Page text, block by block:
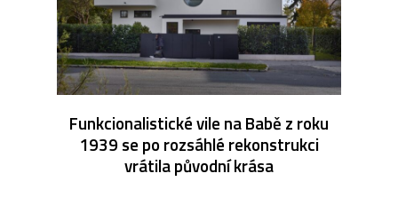
Funkcionalistické vile na Babě z roku
1939 se po rozsáhlé rekonstrukci
vrátila původní krása